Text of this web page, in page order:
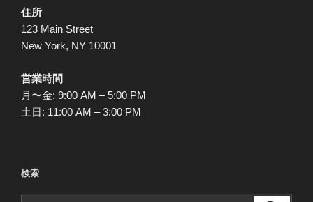
住所
123 Main Street
New York, NY 10001
営業時間
月〜金: 9:00 AM – 5:00 PM
土日: 11:00 AM – 3:00 PM
検索